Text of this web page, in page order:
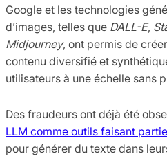
Google et les technologies
d’images, telles que DALL-E,
Midjourney, ont permis de
contenu diversifié et
utilisateurs à une échelle sans
Des fraudeurs ont déjà été
LLM comme outils faisant
pour générer du texte dans